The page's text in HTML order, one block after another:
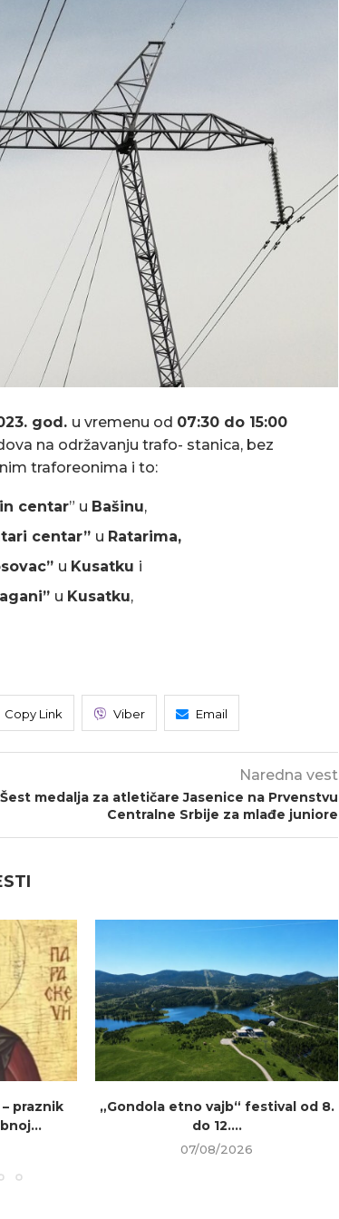
god. u vremenu od 07:30 do 15:00
na održavanju trafo- stanica, bez
traforeonima i to:
centar” u Bašinu,
centar” u Ratarima,
u Kusatku i
u Kusatku,
Copy Link Viber Email
Naredna vest
Šest medalja za atletičare Jasenice na Prvenstvu
Centralne Srbije za mlađe juniore
praznik
„Gondola etno vajb“ festival od 8.
do 12....
07/08/2026